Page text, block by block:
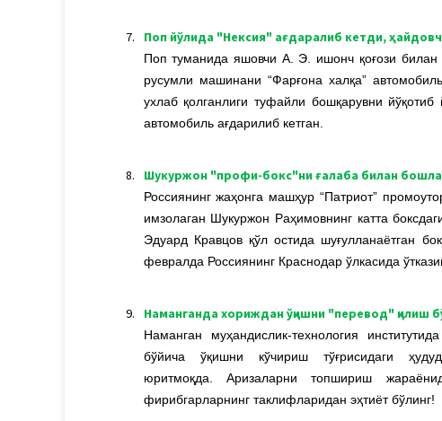
7. Поп йўлида "Нексия" ағдаралиб кетди,
Поп туманида яшовчи А. Э. ишонч қоғози
русумли машинани “Фарғона халқа”
ухлаб қолганлиги туфайли бошқарувни
автомобиль ағдарилиб кетган.
8. Шукуржон "профи-бокс"ни ғалаба билан
Россиянинг жаҳонга машҳур “Патриот”
имзолаган Шукуржон Раҳимовнинг катта
Эдуард Кравцов қўл остида шуғулланаётган
февралда Россиянинг Краснодар ўлкасида
9. Наманганда хориждан ўқишни "перевод" қилиш
Наманган муҳандислик-технология
бўйича ўқишни кўчириш тўғрисидаги
юритмоқда. Аризаларни топшириш
фирибгарларнинг таклифларидан эҳтиёт бўлинг!